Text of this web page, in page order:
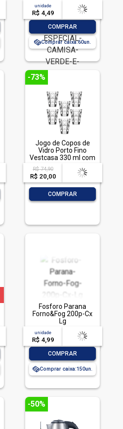
ESPECIAL CAMISA
VERDE E AMARELA
unidade
R$ 4,49
acima de
-- --,--un.
COMPRAR
Comprar caixa:60
-73%
Jogo de Copos de
Vidro Porto Fino
Vestcasa 330 ml com
6 Unidades
Transparente
R$ 74,90
R$ 20,00
acima de
-- --,--un.
COMPRAR
Fosforo Parana
Forno&Fog 200p-Cx
Lg
unidade
R$ 4,99
acima de
-- --,--un.
COMPRAR
Comprar caixa:150
-50%